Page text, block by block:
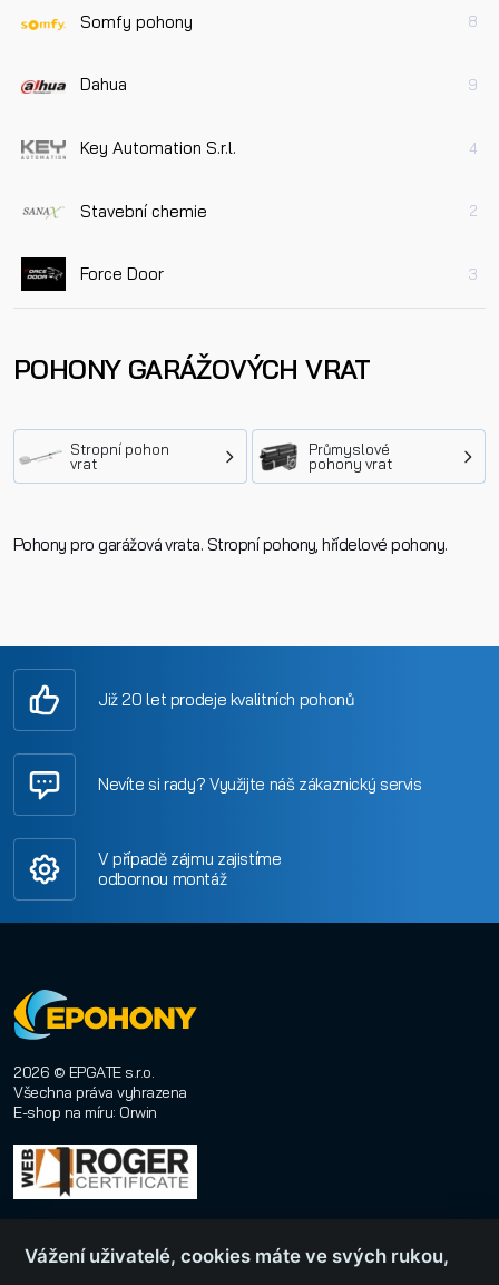
Somfy pohony 8
Dahua 9
Key Automation S.r.l. 4
Stavební chemie 2
Force Door 3
POHONY GARÁŽOVÝCH VRAT
Stropní pohon
vrat
Průmyslové
pohony vrat
Pohony pro garážová vrata. Stropní pohony, hřídelové pohony.
Již 20 let prodeje kvalitních pohonů
Nevíte si rady? Využijte náš zákaznický servis
V případě zájmu zajistíme
odbornou montáž
2026 © EPGATE s.r.o.
Všechna práva vyhrazena
E-shop na míru: Orwin
Vážení uživatelé, cookies máte ve svých rukou,